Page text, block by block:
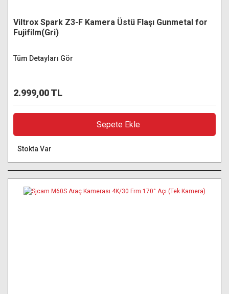
Viltrox Spark Z3-F Kamera Üstü Flaşı Gunmetal for
Fujifilm(Gri)
Tüm Detayları Gör
2.999,00 TL
Sepete Ekle
Stokta Var